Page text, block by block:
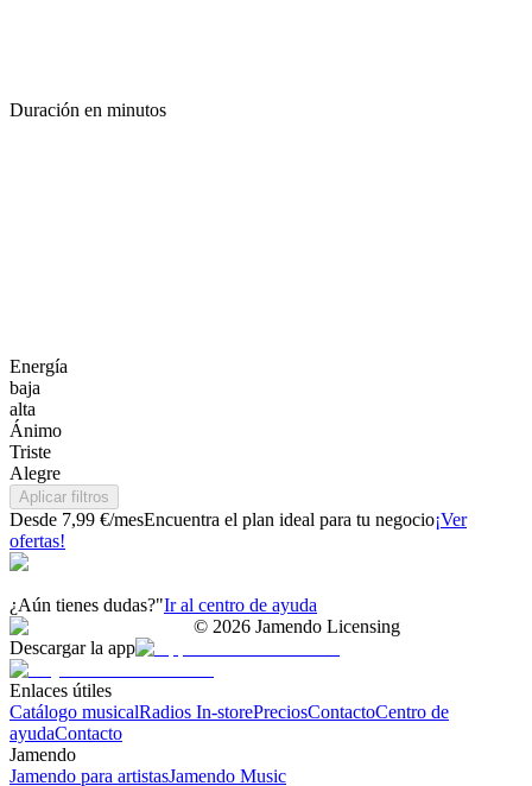
Duración en minutos
Energía
baja
alta
Ánimo
Triste
Alegre
Aplicar filtros
Desde 7,99 €/mesEncuentra el plan ideal para tu negocio¡Ver
ofertas!
¿Aún tienes dudas?"Ir al centro de ayuda
© 2026 Jamendo Licensing
Descargar la app
Enlaces útiles
Catálogo musicalRadios In-storePreciosContactoCentro de
ayudaContacto
Jamendo
Jamendo para artistasJamendo Music